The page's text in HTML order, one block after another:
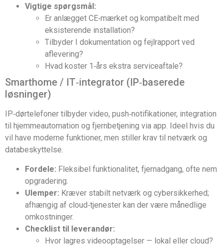
Vigtige spørgsmål:
Er anlægget CE‑mærket og kompatibelt med
eksisterende installation?
Tilbyder I dokumentation og fejlrapport ved
aflevering?
Hvad koster 1‑års ekstra serviceaftale?
Smarthome / IT‑integrator (IP‑baserede
løsninger)
IP‑dørtelefoner tilbyder video, push‑notifikationer, integration
til hjemmeautomation og fjernbetjening via app. Ideel hvis du
vil have moderne funktioner, men stiller krav til netværk og
databeskyttelse.
Fordele: Fleksibel funktionalitet, fjernadgang, ofte nem
opgradering.
Ulemper: Kræver stabilt netværk og cybersikkerhed;
afhængig af cloud‑tjenester kan der være månedlige
omkostninger.
Checklist til leverandør:
Hvor lagres videooptagelser — lokal eller cloud?